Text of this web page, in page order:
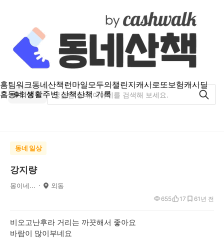
홈팀워크동네산책런마일모두의챌린지캐시로또보험캐시딜
홈동네 생활주변 산책산책 기록
외동
동네 일상
강지량
몽이네... 외동
1년 전
655 17 6
비오고난후라 거리는 까끗해서 좋아요
바람이 많이부네요